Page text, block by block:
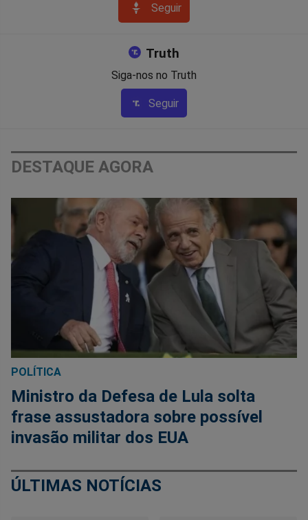
Seguir
Truth
Siga-nos no Truth
Seguir
DESTAQUE AGORA
POLÍTICA
Ministro da Defesa de Lula solta
frase assustadora sobre possível
invasão militar dos EUA
ÚLTIMAS NOTÍCIAS